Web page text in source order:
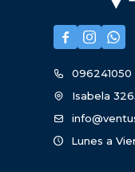
  
096241050
Isabela
Lunes a